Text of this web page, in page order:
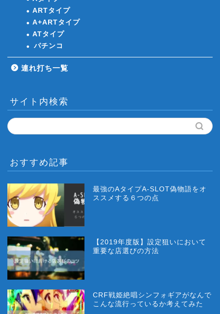
ARTタイプ
A+ARTタイプ
ATタイプ
パチンコ
連れ打ち一覧
サイト内検索
おすすめ記事
最強のAタイプA-SLOT偽物語をオ
ススメする６つの点
【2019年度版】設定狙いにおいて
重要な店選びの方法
CRF戦姫絶唱シンフォギアがなんで
こんな流行っているか考えてみた